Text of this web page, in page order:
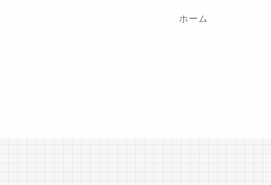
ホーム